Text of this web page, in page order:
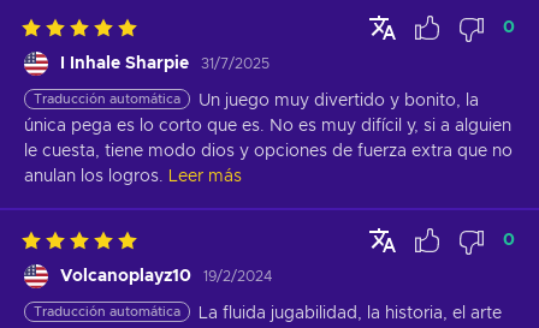
I Inhale Sharpie 31/7/2025
0
Traducción automática
Un juego muy divertido y bonito, la
única pega es lo corto que es. No es muy difícil y, si a alguien
le cuesta, tiene modo dios y opciones de fuerza extra que no
anulan los logros.
Leer más
Volcanoplayz10 19/2/2024
0
Traducción automática
La fluida jugabilidad, la historia, el arte